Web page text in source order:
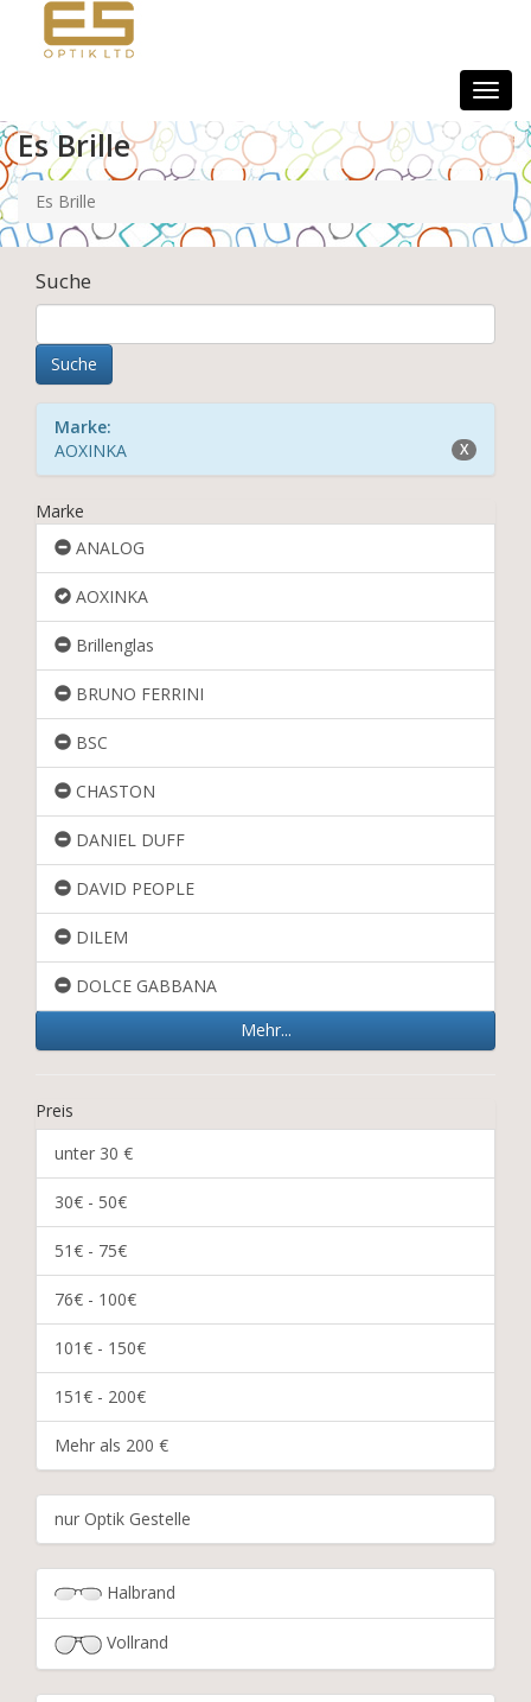
Es Brille
Es Brille
Suche
Marke:
AOXINKA
X
Marke
ANALOG
AOXINKA
Brillenglas
BRUNO FERRINI
BSC
CHASTON
DANIEL DUFF
DAVID PEOPLE
DILEM
DOLCE GABBANA
Mehr...
Preis
unter 30 €
30€ - 50€
51€ - 75€
76€ - 100€
101€ - 150€
151€ - 200€
Mehr als 200 €
nur Optik Gestelle
Halbrand
Vollrand